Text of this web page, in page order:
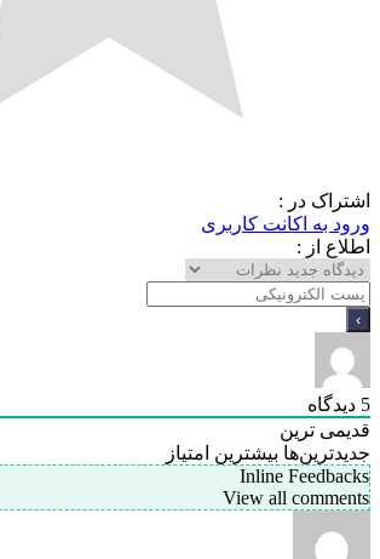
اشتراک در :
ورود به اکانت کاربری
اطلاع از :
5 دیدگاه
قدیمی ترین
جدیدترین‌ها بیشترین امتیاز
Inline Feedbacks
View all comments